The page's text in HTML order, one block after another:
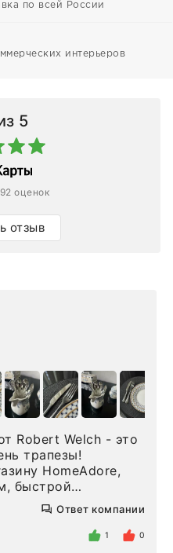
по всей России
интерьеров
5
оценок
отзыв
Robert Welch - это
трапезы!
HomeAdore,
быстрой
Один раз
чайные ложки,
посуды,
Ответ компании
1 0